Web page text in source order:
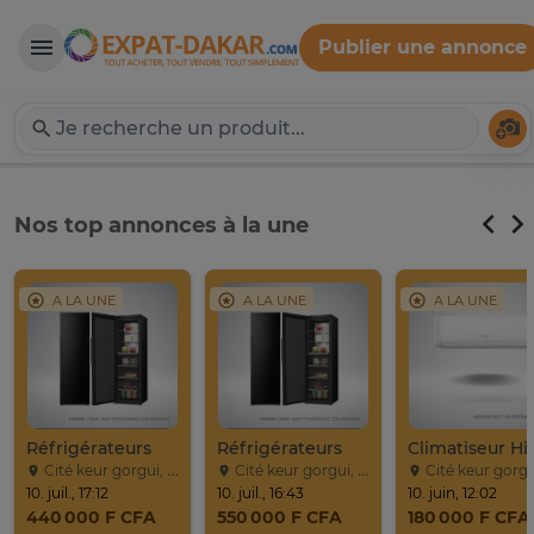
Expat-Dakar
Publier une annonce
Nos top annonces à la une
A LA UNE
Réfrigérateurs
Cité keur gorgui, Dakar
10. juil., 17:12
440 000 F CFA
A LA UNE
Réfrigérateurs
Cité keur gorgui, Dakar
10. juil., 16:43
550 000 F CFA
A LA UNE
Cité keur gorgui,
10. juin, 12:02
180 000 F CFA